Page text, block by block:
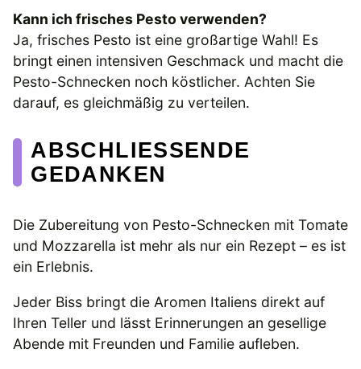
Kann ich frisches Pesto verwenden?
Ja, frisches Pesto ist eine großartige Wahl! Es
bringt einen intensiven Geschmack und macht die
Pesto-Schnecken noch köstlicher. Achten Sie
darauf, es gleichmäßig zu verteilen.
ABSCHLIESSENDE G
EDANKEN
Die Zubereitung von Pesto-Schnecken mit Tomate
und Mozzarella ist mehr als nur ein Rezept – es ist
ein Erlebnis.
Jeder Biss bringt die Aromen Italiens direkt auf
Ihren Teller und lässt Erinnerungen an gesellige
Abende mit Freunden und Familie aufleben.